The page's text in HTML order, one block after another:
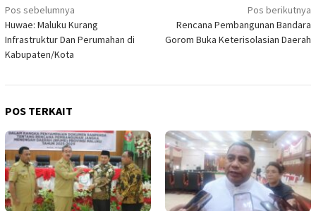
Navigasi
pos
Pos sebelumnya
Huwae: Maluku Kurang
Infrastruktur Dan Perumahan di
Kabupaten/Kota
Pos berikutnya
Rencana Pembangunan Bandara
Gorom Buka Keterisolasian Daerah
POS TERKAIT